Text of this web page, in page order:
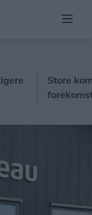
Store
forekomsten